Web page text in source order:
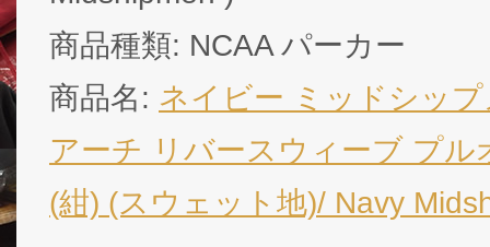
商品種類: NCAA パーカー
商品名: ネイビー ミッドシッ
アーチ リバースウィーブ プル
(紺) (スウェット地)/ Navy